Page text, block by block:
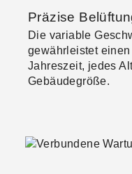
Präzise
Die variable
gewährleistet
Jahreszeit, jedes
Gebäudegröße.